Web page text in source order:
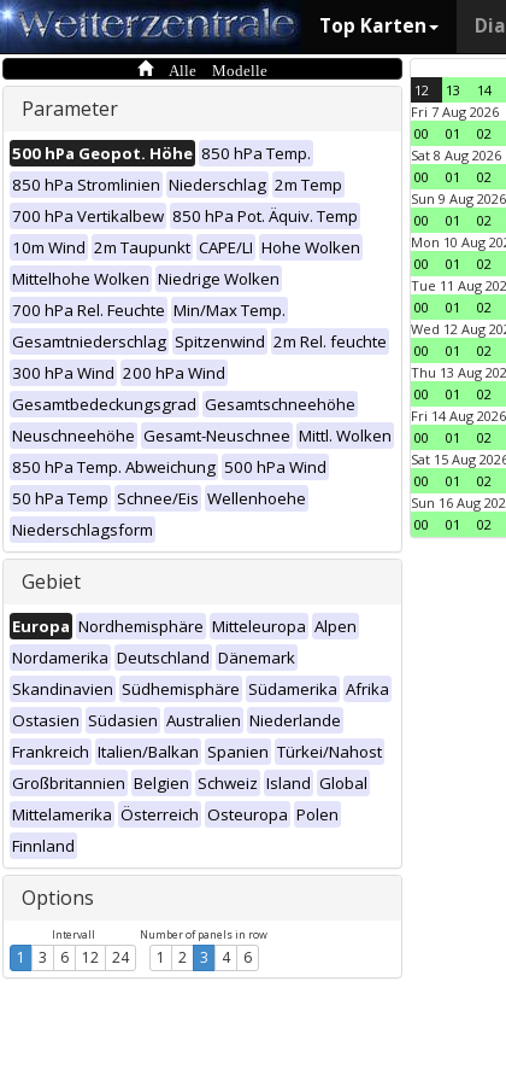
Top Karten
Alle Modelle
Parameter
500 hPa Geopot. Höhe 850 hPa Temp.
850 hPa Stromlinien Niederschlag 2m Temp
700 hPa Vertikalbew 850 hPa Pot. Äquiv. Temp
10m Wind 2m Taupunkt CAPE/LI Hohe Wolken
Mittelhohe Wolken Niedrige Wolken
700 hPa Rel. Feuchte Min/Max Temp.
Gesamtniederschlag Spitzenwind 2m Rel. feuchte
300 hPa Wind 200 hPa Wind
Gesamtbedeckungsgrad Gesamtschneehöhe
Neuschneehöhe Gesamt-Neuschnee Mittl. Wolken
850 hPa Temp. Abweichung 500 hPa Wind
50 hPa Temp Schnee/Eis Wellenhoehe
Niederschlagsform
Gebiet
Europa Nordhemisphäre Mitteleuropa Alpen
Nordamerika Deutschland Dänemark
Skandinavien Südhemisphäre Südamerika Afrika
Ostasien Südasien Australien Niederlande
Frankreich Italien/Balkan Spanien Türkei/Nahost
Großbritannien Belgien Schweiz Island Global
Mittelamerika Österreich Osteuropa Polen
Finnland
Options
Intervall
1 3 6 12 24
Number of panels in row
1 2 3 4 6
12 13 14
Fri 7 Aug 2026
00
01 02
Sat 8 Aug 2026
00
01 02
Sun 9 Aug 2026
00
01 02
Mon 10 Aug
00
01 02
Tue 11 Aug
00
01 02
Wed 12 Aug
00
01 02
Thu 13 Aug
00
01 02
Fri 14 Aug 2026
00
01 02
Sat 15 Aug
00
01 02
Sun 16 Aug
00
01 02